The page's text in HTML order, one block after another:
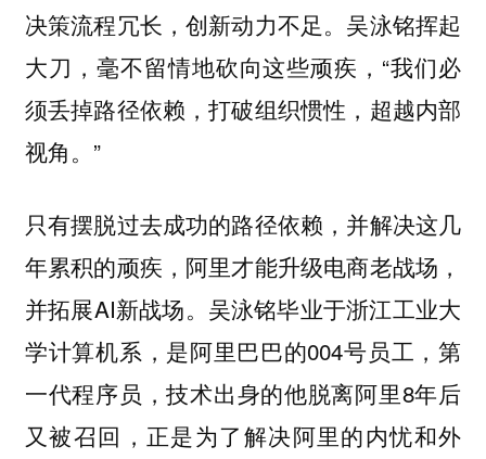
决策流程冗长，创新动力不足。吴泳铭挥起
大刀，毫不留情地砍向这些顽疾，“我们必
须丢掉路径依赖，打破组织惯性，超越内部
视角。”
只有摆脱过去成功的路径依赖，并解决这几
年累积的顽疾，阿里才能升级电商老战场，
并拓展AI新战场。吴泳铭毕业于浙江工业大
学计算机系，是阿里巴巴的004号员工，第
一代程序员，技术出身的他脱离阿里8年后
又被召回，正是为了解决阿里的内忧和外